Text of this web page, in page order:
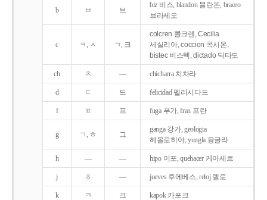
b ㅂ 브
biz 비스, blandon 블란돈, braceo
브라세오
c ㅋ, ㅅ ㄱ, 크
colcren 콜크렌, Cecilia
세실리아, coccion 콕시온,
bistec 비스텍, dictado 딕타도
ch ㅊ ― chicharra 치차라
d ㄷ 드 felicidad 펠리시다드
f ㅍ 프 fuga 푸가, fran 프란
g ㄱ, ㅎ 그
ganga 강가, geologia
헤올로히아, yungla 융글라
h ― ― hipo 이포, quehacer 케아세르
j ㅎ ― jueves 후에베스, reloj 렐로
k ㅋ 크 kapok 카포크